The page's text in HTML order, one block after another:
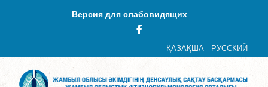
Версия для слабовидящих
ҚАЗАҚША РУССКИЙ